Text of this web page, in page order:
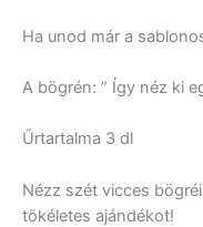
Ha unod már a
A bögrén: ” Így néz ki
Űrtartalma 3 dl
Nézz szét vicces
tökéletes ajándékot!